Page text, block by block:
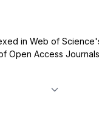
in Web of
Open Access